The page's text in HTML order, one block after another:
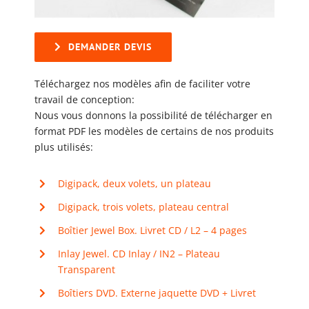
DEMANDER DEVIS
Téléchargez nos modèles afin de faciliter votre
travail de conception:
Nous vous donnons la possibilité de télécharger en
format PDF les modèles de certains de nos produits
plus utilisés:
Digipack, deux volets, un plateau
Digipack, trois volets, plateau central
Boîtier Jewel Box. Livret CD / L2 – 4 pages
Inlay Jewel. CD Inlay / IN2 – Plateau
Transparent
Boîtiers DVD. Externe jaquette DVD + Livret